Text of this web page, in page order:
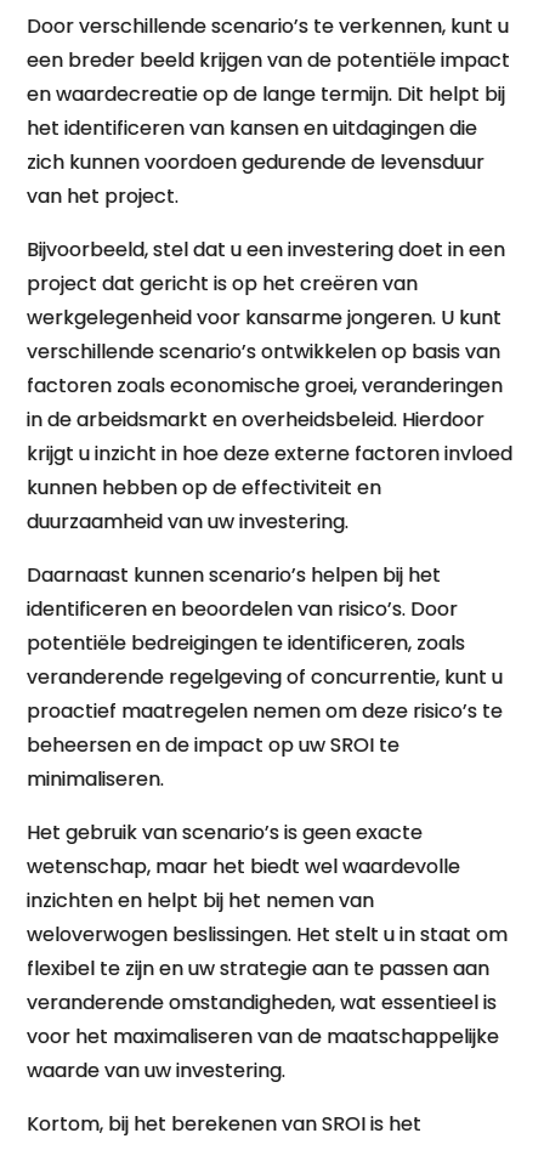
Door verschillende scenario’s te verkennen, kunt u
een breder beeld krijgen van de potentiële impact
en waardecreatie op de lange termijn. Dit helpt bij
het identificeren van kansen en uitdagingen die
zich kunnen voordoen gedurende de levensduur
van het project.
Bijvoorbeeld, stel dat u een investering doet in een
project dat gericht is op het creëren van
werkgelegenheid voor kansarme jongeren. U kunt
verschillende scenario’s ontwikkelen op basis van
factoren zoals economische groei, veranderingen
in de arbeidsmarkt en overheidsbeleid. Hierdoor
krijgt u inzicht in hoe deze externe factoren invloed
kunnen hebben op de effectiviteit en
duurzaamheid van uw investering.
Daarnaast kunnen scenario’s helpen bij het
identificeren en beoordelen van risico’s. Door
potentiële bedreigingen te identificeren, zoals
veranderende regelgeving of concurrentie, kunt u
proactief maatregelen nemen om deze risico’s te
beheersen en de impact op uw SROI te
minimaliseren.
Het gebruik van scenario’s is geen exacte
wetenschap, maar het biedt wel waardevolle
inzichten en helpt bij het nemen van
weloverwogen beslissingen. Het stelt u in staat om
flexibel te zijn en uw strategie aan te passen aan
veranderende omstandigheden, wat essentieel is
voor het maximaliseren van de maatschappelijke
waarde van uw investering.
Kortom, bij het berekenen van SROI is het